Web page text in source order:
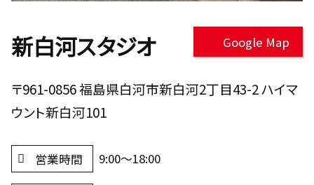
新白河スタジオ Google Map
〒961-0856 福島県白河市新白河2丁目43-2 ハイマ
ウント新白河101
営業時間 9:00～18:00